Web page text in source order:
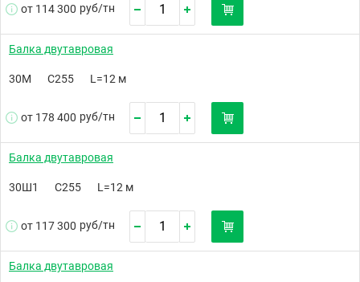
от 114 300 руб/тн
Балка двутавровая
30М С255 L=12 м
от 178 400 руб/тн
Балка двутавровая
30Ш1 С255 L=12 м
от 117 300 руб/тн
Балка двутавровая